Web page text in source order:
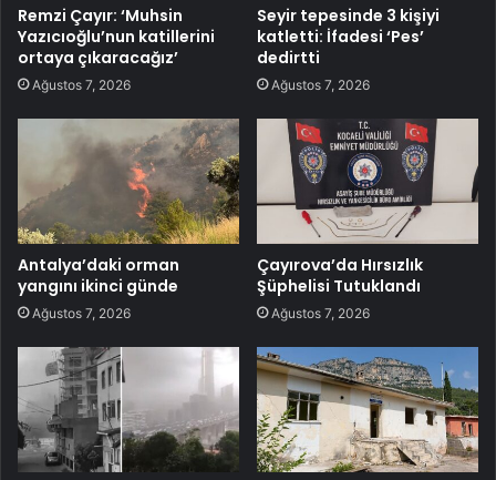
Remzi Çayır: ‘Muhsin
Yazıcıoğlu’nun katillerini
ortaya çıkaracağız’
Ağustos 7, 2026
Seyir tepesinde 3 kişiyi
katletti: İfadesi ‘Pes’
dedirtti
Ağustos 7, 2026
Antalya’daki orman
yangını ikinci günde
Ağustos 7, 2026
Çayırova’da Hırsızlık
Şüphelisi Tutuklandı
Ağustos 7, 2026